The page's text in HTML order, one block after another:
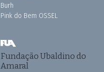
Burh
Pink do Bem OSSEL
Fundação Ubaldino do
Amaral